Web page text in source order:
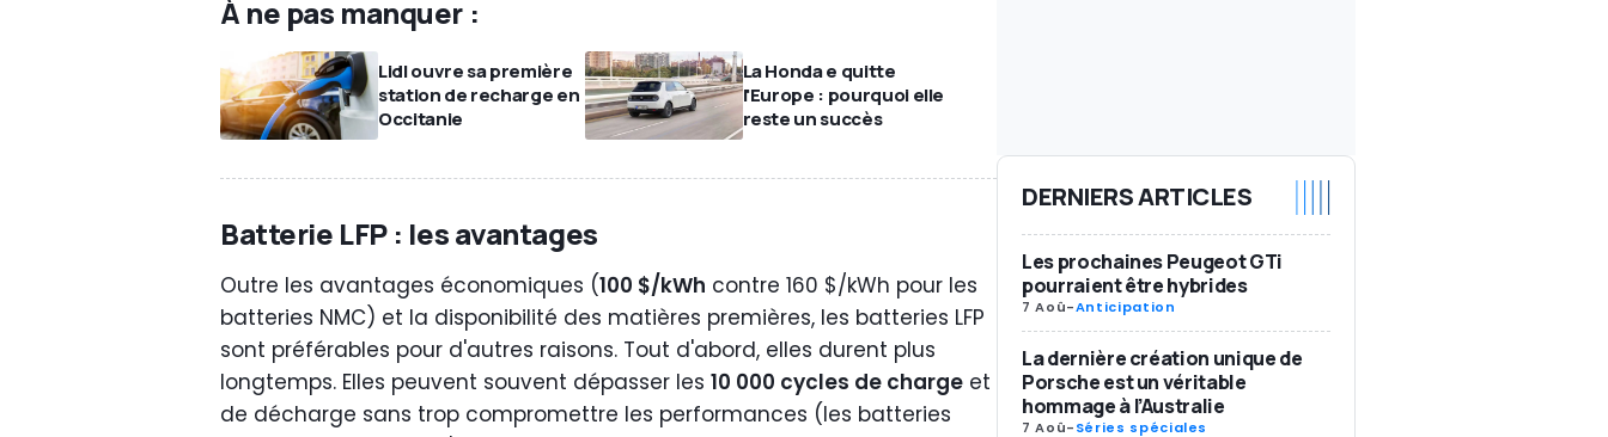
À ne pas manquer :
Lidl ouvre sa première
station de recharge en
Occitanie
La Honda e quitte
l'Europe : pourquoi elle
reste un succès
Batterie LFP : les avantages
Outre les avantages économiques (100 $/kWh contre 160 $/kWh pour les
batteries NMC) et la disponibilité des matières premières, les batteries LFP
sont préférables pour d'autres raisons. Tout d'abord, elles durent plus
longtemps. Elles peuvent souvent dépasser les 10 000 cycles de charge et
de décharge sans trop compromettre les performances (les batteries
DERNIERS ARTICLES
Les prochaines Peugeot GTi
pourraient être hybrides
7 Aoû-Anticipation
La dernière création unique de
Porsche est un véritable
hommage à l’Australie
7 Aoû-Séries spéciales